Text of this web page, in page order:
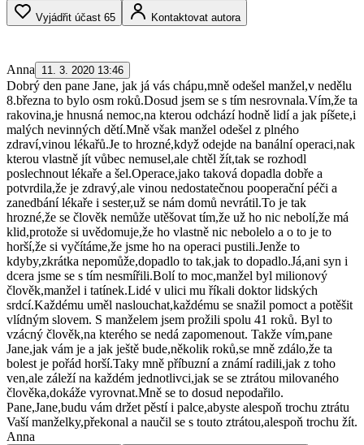
Vyjádřit účast 65 Kontaktovat autora
Anna 11. 3. 2020 13:46
Dobrý den pane Jane, jak já vás chápu,mně odešel manžel,v nedělu
8.března to bylo osm roků.Dosud jsem se s tím nesrovnala.Vím,že ta
rakovina,je hnusná nemoc,na kterou odchází hodně lidí a jak píšete,i
malých nevinných dětí.Mně však manžel odešel z plného
zdraví,vinou lékařů.Je to hrozné,když odejde na banální operaci,nak
kterou vlastně jít vůbec nemusel,ale chtěl žít,tak se rozhodl
poslechnout lékaře a šel.Operace,jako taková dopadla dobře a
potvrdila,že je zdravý,ale vinou nedostatečnou pooperační péči a
zanedbání lékaře i sester,už se nám domů nevrátil.To je tak
hrozné,že se člověk nemůže utěšovat tím,že už ho nic nebolí,že má
klid,protože si uvědomuje,že ho vlastně nic nebolelo a o to je to
horší,že si vyčítáme,že jsme ho na operaci pustili.Jenže to
kdyby,zkrátka nepomůže,dopadlo to tak,jak to dopadlo.Já,ani syn i
dcera jsme se s tím nesmířili.Bolí to moc,manžel byl milionový
člověk,manžel i tatínek.Lidé v ulici mu říkali doktor lidských
srdcí.Každému uměl naslouchat,každému se snažil pomoct a potěšit
vlídným slovem. S manželem jsem prožili spolu 41 roků. Byl to
vzácný člověk,na kterého se nedá zapomenout. Takže vím,pane
Jane,jak vám je a jak ještě bude,několik roků,se mně zdálo,že ta
bolest je pořád horší.Taky mně příbuzní a známí radili,jak z toho
ven,ale záleží na každém jednotlivci,jak se se ztrátou milovaného
člověka,dokáže vyrovnat.Mně se to dosud nepodařilo.
Pane,Jane,budu vám držet pěstí i palce,abyste alespoň trochu ztrátu
Vaší manželky,překonal a naučil se s touto ztrátou,alespoň trochu žít.
Anna